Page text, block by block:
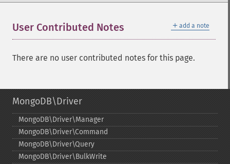
＋ add a note
User Contributed Notes
There are no user contributed notes for this page.
MongoDB\Driver
MongoDB\Driver\Manager
MongoDB\Driver\Command
MongoDB\Driver\Query
MongoDB\Driver\BulkWrite